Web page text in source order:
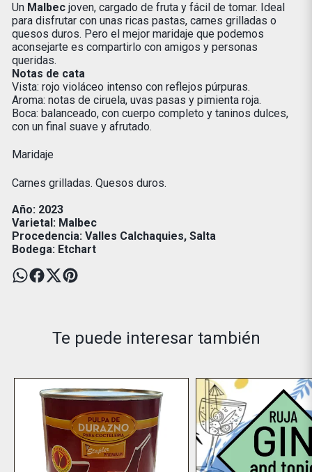
Un Malbecjoven, cargado de fruta y fácil de tomar. Ideal
para disfrutar con unas ricas pastas, carnes grilladas o
quesos duros. Pero el mejor maridaje que podemos
aconsejarte es compartirlo con amigos y personas
queridas.
Notas de cata
Vista: rojo violáceo intenso con reflejos púrpuras.
Aroma: notas de ciruela, uvas pasas y pimienta roja.
Boca: balanceado, con cuerpo completo y taninos dulces,
con un final suave y afrutado.
Maridaje
Carnes grilladas. Quesos duros.
Año: 2023
Varietal: Malbec
Procedencia: Valles Calchaquies, Salta
Bodega: Etchart
Te puede interesar también